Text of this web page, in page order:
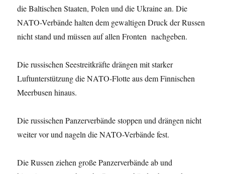
die Baltischen Staaten, Polen und die Ukraine an. Die
NATO-Verbände halten dem gewaltigen Druck der Russen
nicht stand und müssen auf allen Fronten nachgeben.
Die russischen Seestreitkräfte drängen mit starker
Luftunterstützung die NATO-Flotte aus dem Finnischen
Meerbusen hinaus.
Die russischen Panzerverbände stoppen und drängen nicht
weiter vor und nageln die NATO-Verbände fest.
Die Russen ziehen große Panzerverbände ab und